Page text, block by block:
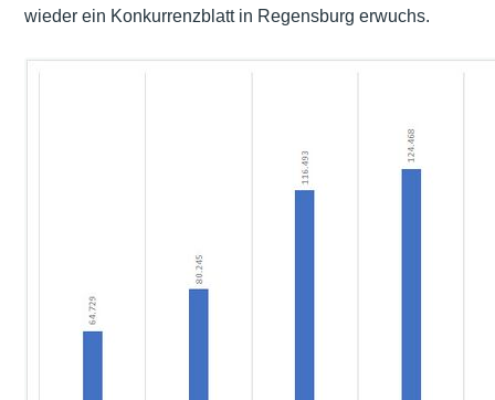
wieder ein Konkurrenzblatt in Regensburg erwuchs.